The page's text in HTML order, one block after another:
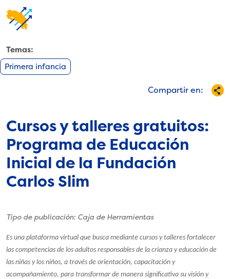
Transf
ormaci
País
Temas:
Primera infancia
Compartir en:
Cursos y talleres gratuitos:
Programa de Educación
Inicial de la Fundación
Carlos Slim
Tipo de publicación: Caja de Herramientas
Es una plataforma virtual que busca mediante cursos y talleres fortalecer
las competencias de los adultos responsables de la crianza y educación de
las niñas y los niños, a través de orientación, capacitación y
acompañamiento, para transformar de manera significativa su visión y